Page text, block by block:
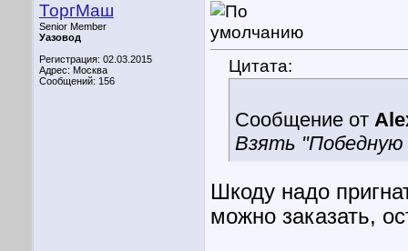
ТоргМаш
Senior Member
Уазовод
Регистрация: 02.03.2015
Адрес: Москва
Сообщений: 156
Цитата:
Сообщение от
Взять
Шкоду надо
можно заказать,